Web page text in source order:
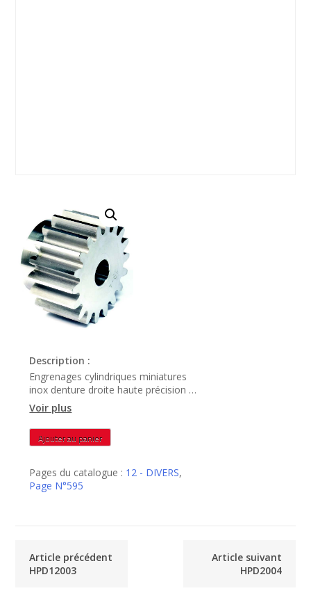
Description :
Engrenages cylindriques miniatures
inox denture droite haute précision –
HPD15003
Voir plus
quantité
de
Ajouter au panier
Pages du catalogue : 12 - DIVERS,
Page N°595
Article précédent
HPD12003
Article suivant
HPD2004